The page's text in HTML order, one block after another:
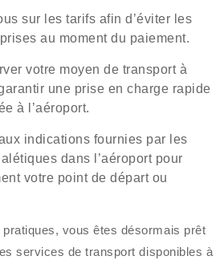
sur les tarifs afin d’éviter les
au moment du paiement.
votre moyen de transport à
une prise en charge rapide
à l’aéroport.
indications fournies par les
dans l’aéroport pour
votre point de départ ou
vous êtes désormais prêt
services de transport disponibles à